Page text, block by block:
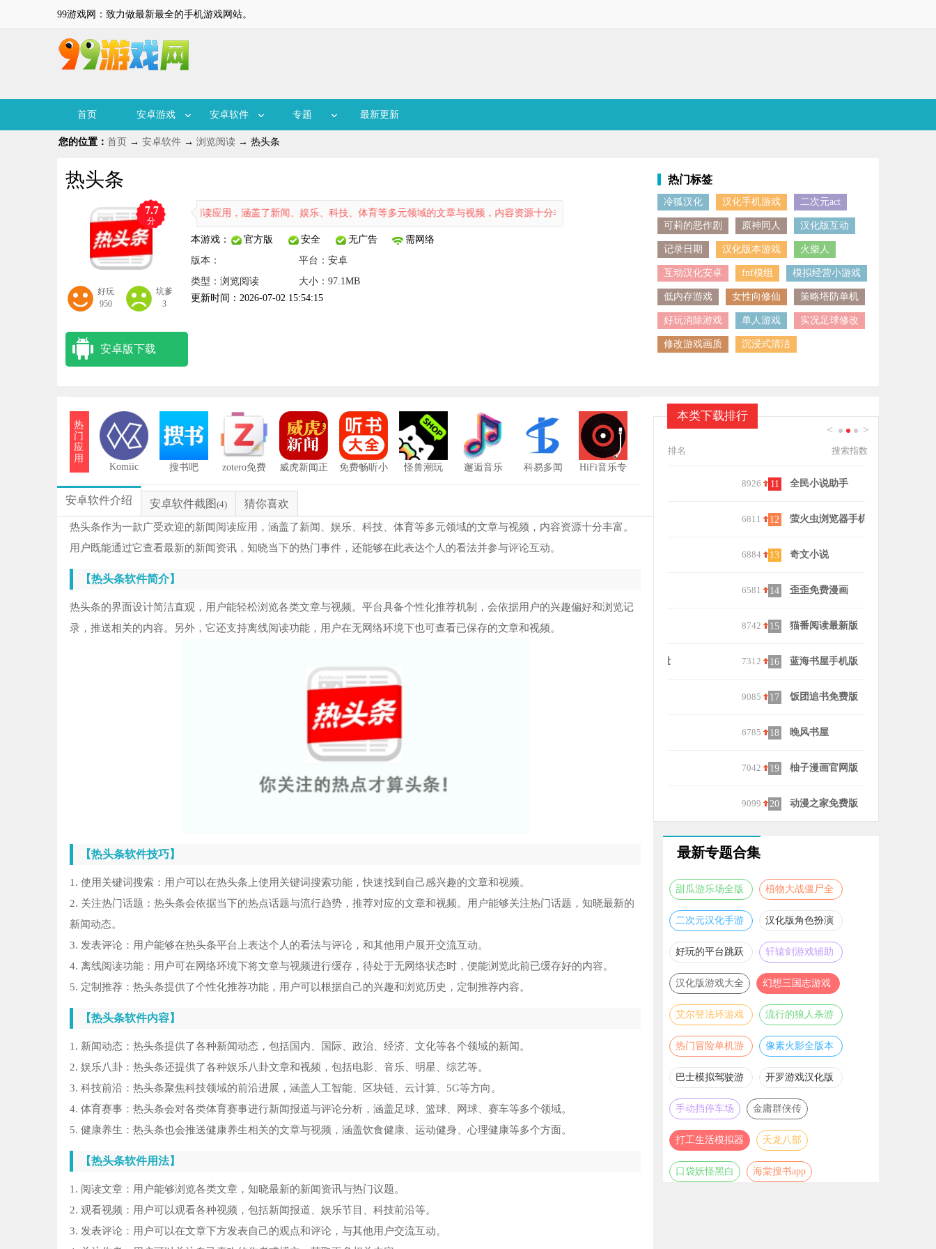
99游戏网：致力做最新最全的手机游戏网站。
首页 安卓游戏 安卓软件 专题 最新更新
您的位置： 首页 → 安卓软件 → 浏览阅读 → 热头条
热头条
7.7
分
好玩
950
坑爹
3
热头条作为一款广受欢迎的新闻阅读应用，涵盖了新闻、娱乐、科技、体育等多元领域的文章与视频，内容资源十分丰富。用户既能通过它查看最新的新闻资讯，知晓当下的热门事件，还能够在此表达个人的看
本游戏： 官方版 安全 无广告
需网络
版本：
平台： 安卓
类型：浏览阅读
大小：97.1MB
更新时间：2026-07-02 15:54:15
安卓版下载
热门标签
冷狐汉化 汉化手机游戏 二次元act
可莉的恶作剧 原神同人 汉化版互动
记录日期 汉化版本游戏 火柴人
互动汉化安卓 fnf模组 模拟经营小游戏
低内存游戏 女性向修仙 策略塔防单机
好玩消除游戏 单人游戏 实况足球修改
修改游戏画质 沉浸式清洁
热
门
应
用
Komiic
搜书吧
zotero免费
威虎新闻正
免费畅听小
怪兽潮玩 邂逅音乐 科易多闻
HiFi音乐专
安卓软件介绍 安卓软件截图 (4) 猜你喜欢
热头条作为一款广受欢迎的新闻阅读应用，涵盖了新闻、娱乐、科技、体育等多元领域的文章与视频，内容资源十分丰富。
用户既能通过它查看最新的新闻资讯，知晓当下的热门事件，还能够在此表达个人的看法并参与评论互动。
【热头条软件简介】
热头条的界面设计简洁直观，用户能轻松浏览各类文章与视频。平台具备个性化推荐机制，会依据用户的兴趣偏好和浏览记
录，推送相关的内容。另外，它还支持离线阅读功能，用户在无网络环境下也可查看已保存的文章和视频。
【热头条软件技巧】
1. 使用关键词搜索：用户可以在热头条上使用关键词搜索功能，快速找到自己感兴趣的文章和视频。
2. 关注热门话题：热头条会依据当下的热点话题与流行趋势，推荐对应的文章和视频。用户能够关注热门话题，知晓最新的
新闻动态。
3. 发表评论：用户能够在热头条平台上表达个人的看法与评论，和其他用户展开交流互动。
4. 离线阅读功能：用户可在网络环境下将文章与视频进行缓存，待处于无网络状态时，便能浏览此前已缓存好的内容。
5. 定制推荐：热头条提供了个性化推荐功能，用户可以根据自己的兴趣和浏览历史，定制推荐内容。
【热头条软件内容】
1. 新闻动态：热头条提供了各种新闻动态，包括国内、国际、政治、经济、文化等各个领域的新闻。
2. 娱乐八卦：热头条还提供了各种娱乐八卦文章和视频，包括电影、音乐、明星、综艺等。
3. 科技前沿：热头条聚焦科技领域的前沿进展，涵盖人工智能、区块链、云计算、5G等方向。
4. 体育赛事：热头条会对各类体育赛事进行新闻报道与评论分析，涵盖足球、篮球、网球、赛车等多个领域。
5. 健康养生：热头条也会推送健康养生相关的文章与视频，涵盖饮食健康、运动健身、心理健康等多个方面。
【热头条软件用法】
1. 阅读文章：用户能够浏览各类文章，知晓最新的新闻资讯与热门议题。
2. 观看视频：用户可以观看各种视频，包括新闻报道、娱乐节目、科技前沿等。
3. 发表评论：用户可以在文章下方发表自己的观点和评论，与其他用户交流互动。
本类下载排行
< >
排名 搜索指数
2 妖精漫画免费版 6811
3 秀秀漫画免费版
5 51漫画官网版
全民小说助手 8612
萤火虫浏览器手机版 7910
歪歪免费漫画 6480
猫番阅读最新版 9317
16 蓝海书屋手机版 6521
饭团追书免费版 7465
柚子漫画官网版 9522
动漫之家免费版 8424
最新专题合集
甜瓜游乐场全版
本合集
植物大战僵尸全
版本合集
二次元汉化手游
推荐
汉化版角色扮演
游戏大全
好玩的平台跳跃
游戏合集
轩辕剑游戏辅助
合集
汉化版游戏大全
幻想三国志游戏
辅助合集
艾尔登法环游戏
辅助合集
流行的狼人杀游
戏合集
热门冒险单机游
戏合集
像素火影全版本
合集
巴士模拟驾驶游
戏合集
开罗游戏汉化版
大全
手动挡停车场
金庸群侠传
打工生活模拟器 天龙八部
口袋妖怪黑白 海棠搜书app